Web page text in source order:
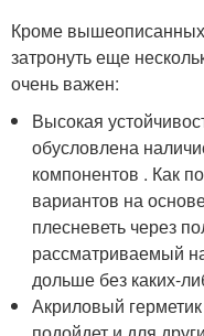
Кроме
затронуть еще
очень важен:
Высокая
обусловлена
компонентов . Как
вариантов на
плесневеть через
рассматриваемый
дольше без каких-
Акриловый